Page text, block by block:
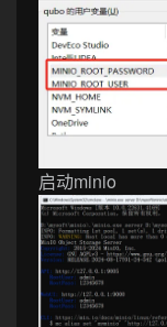
启动minio